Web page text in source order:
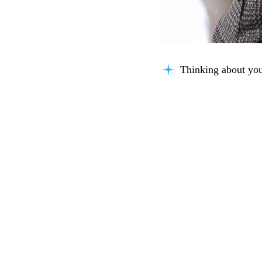
Understanding the